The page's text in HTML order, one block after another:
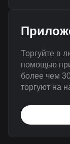
Торгуйте в
помощью
более чем
торгуют на